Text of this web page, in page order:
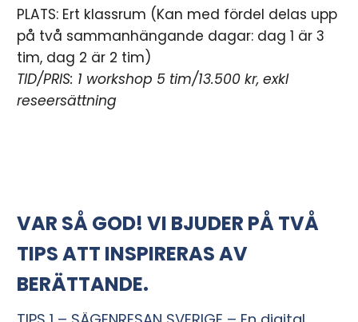
PLATS: Ert klassrum (Kan med fördel delas upp
på två sammanhängande dagar: dag 1 är 3
tim, dag 2 är 2 tim)
TID/PRIS: 1 workshop 5 tim/13.500 kr, exkl
reseersättning
VAR SÅ GOD! VI BJUDER PÅ TVÅ
TIPS ATT INSPIRERAS AV
BERÄTTANDE.